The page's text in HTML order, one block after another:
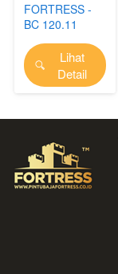
FORTRESS -
BC 120.11
(FORT)
`
Lihat
Detail